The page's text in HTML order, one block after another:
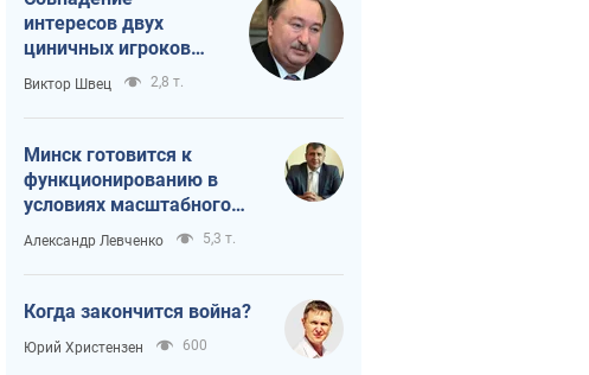
интересов двух
циничных игроков
или тайный план
Трампа и Путина?
Виктор Швец 2,8 т.
Минск готовится к
функционированию в
условиях масштабного
военного кризиса
Александр Левченко 5,3 т.
Когда закончится война?
Юрий Христензен 600